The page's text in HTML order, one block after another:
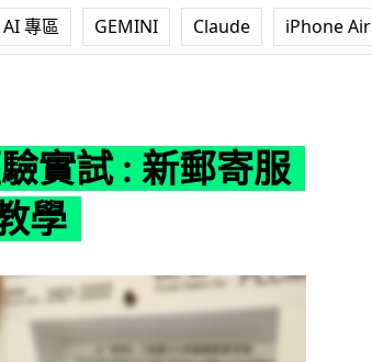
專區 GEMINI Claude iPhone Air
實試 : 新郵寄服
學